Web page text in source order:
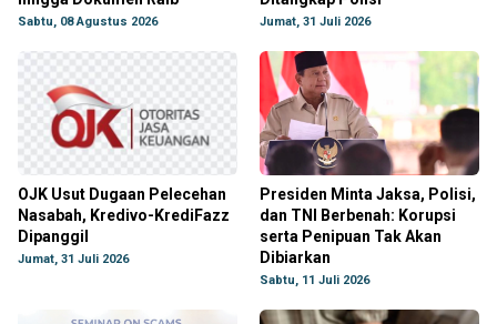
Sabtu, 08 Agustus 2026 Jumat, 31 Juli 2026
OJK Usut Dugaan Pelecehan
Nasabah, Kredivo-KrediFazz
Dipanggil
Jumat, 31 Juli 2026
Presiden Minta Jaksa, Polisi,
dan TNI Berbenah: Korupsi
serta Penipuan Tak Akan
Dibiarkan
Sabtu, 11 Juli 2026